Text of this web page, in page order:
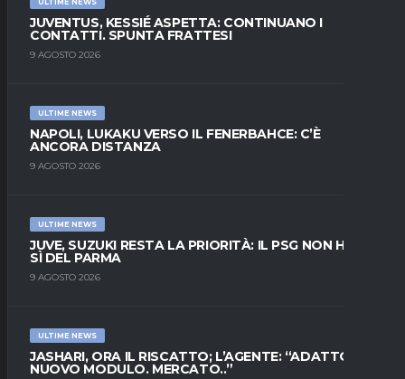
ULTIME NEWS
JUVENTUS, KESSIÉ ASPETTA: CONTINUANO I
CONTATTI. SPUNTA FRATTESI
9 AGOSTO 2026
ULTIME NEWS
NAPOLI, LUKAKU VERSO IL FENERBAHCE: C’È
ANCORA DISTANZA
9 AGOSTO 2026
ULTIME NEWS
JUVE, SUZUKI RESTA LA PRIORITÀ: IL PSG NON HA IL
SÌ DEL PARMA
9 AGOSTO 2026
ULTIME NEWS
JASHARI, ORA IL RISCATTO; L’AGENTE: “ADATTO AL
NUOVO MODULO. MERCATO..”